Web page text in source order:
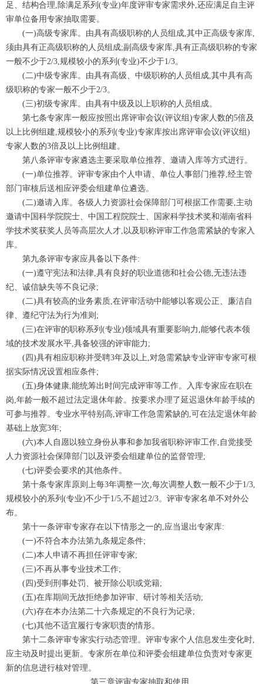
足、结构合理,除满足系列(专业)年度评审专家需求外,还应满足自主评
审单位备用专家抽取需要。
(一)高级专家库。由具有高级职称的人员组成,其中正高级专家库,
须由具有正高级职称的人员组成;副高级专家库,具有正高级职称的专家
一般不少于2/3,规模较小的系列(专业)不少于1/3。
(二)中级专家库。由具有高级、中级职称的人员组成,其中具有高
级职称的专家一般不少于2/3。
(三)初级专家库。由具有中级及以上职称的人员组成。
第七条专家库一般应按照出席评审会议(评议组)专家人数的5倍及
以上比例组建,规模较小的系列(专业)专家库按出席评审会议(评议组)
专家人数的3倍及以上比例组建。
第八条评审专家遴选主要采取单位推荐、邀请入库等方式进行。
(一)单位推荐。评审专家由个人申请、单位人事部门推荐,经主管
部门审核后送相应评委会组建单位遴选。
(二)邀请入库。各级人力资源社会保障部门可根据工作需要,主动
邀请中国科学院院士、中国工程院院士、国家科学技术奖和湖南省科
学技术奖获奖人员等高层次人才,以及职称评审工作急需紧缺的专家入
库。
第九条评审专家应具备以下条件:
(一)遵守宪法和法律,具有良好的职业道德和社会公德,无违法违
纪、诚信缺失等不良记录;
(二)具有较高的业务素质,在评审活动中能够以客观公正、廉洁自
律、遵纪守法为行为准则;
(三)在评审的职称系列(专业)领域具有重要影响力,能够代表本领
域的技术发展水平,具备较强的评审能力;
(四)具有相应职称并受聘3年及以上,对急需紧缺专业评审专家可根
据实际情况设置相应条件;
(五)身体健康,能统筹出时间完成评审等工作。入库专家应在职在
岗,年龄一般不超过法定退休年龄。按要求办理了延迟退休年龄手续的
可参与推荐。专业水平特别高,评审工作急需紧缺的,可在法定退休年龄
基础上放宽3年;
(六)本人自愿以独立身份从事和参加我省职称评审工作,自觉接受
人力资源社会保障部门以及评委会组建单位的监督管理;
(七)评委会要求的其他条件。
第十条专家库原则上每3年调整一次,每次调整人数一般不少于1/3,
规模较小的系列(专业)不少于1/5,不超过2/3。评审专家名单不对外公
布。
第十一条评审专家存在以下情形之一的,应当退出专家库:
(一)不符合本办法第九条规定条件;
(二)本人申请不再担任评审专家;
(三)不再从事专业技术工作;
(四)受到刑事处罚、被开除公职或党籍;
(五)在库期间无故拒绝参加评审、研讨等相关活动;
(六)存在本办法第二十六条规定的不良行为记录;
(七)其他不适宜履行专家职责的情形。
第十二条评审专家实行动态管理。评审专家个人信息发生变化时,
应主动及时提出更新。专家所在单位和评委会组建单位负责对专家更
新的信息进行核对管理。
第三章评审专家抽取和使用